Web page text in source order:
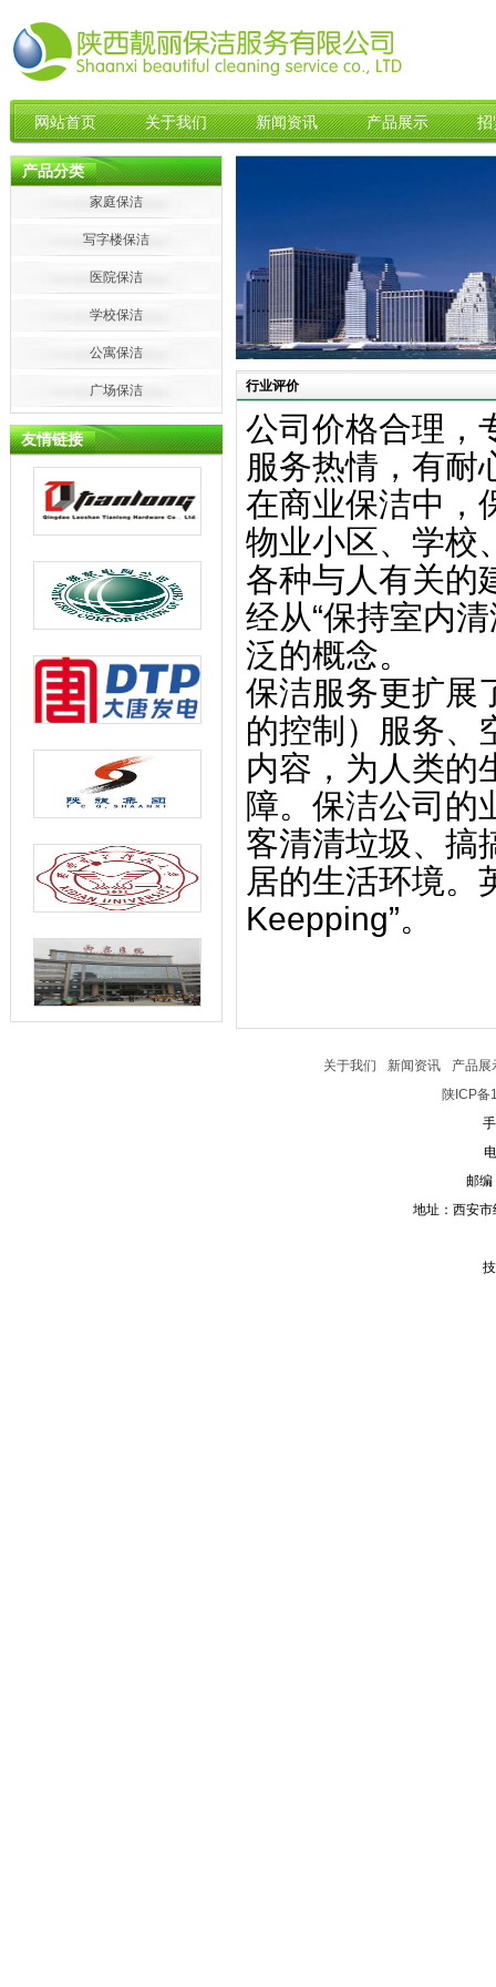
网站首页 关于我们 新闻资讯 产品展示 招
产品分类
家庭保洁
写字楼保洁
医院保洁
学校保洁
公寓保洁
广场保洁
友情链接
行业评价
公司价格合理，
服务热情，有耐
在商业保洁中，
物业小区、学校
各种与人有关的
经从“保持室内
泛的概念。
保洁服务更扩展
的控制）服务、
内容，为人类的
障。保洁公司的
客清清垃圾、搞
居的生活环境。
Keepping”。
关于我们 新闻资讯
产品展
陕ICP备
邮编
地址：西安